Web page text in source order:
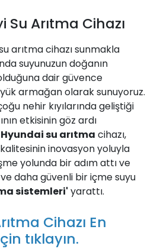
Su Arıtma Cihazı
arıtma cihazı sunmakla
suyunuzun doğanın
dair güvence
armağan olarak sunuyoruz.
nehir kıyılarında geliştiği
etkisinin göz ardı
Hyundai su arıtma cihazı,
inovasyon yoluyla
yolunda bir adım attı ve
daha güvenli bir içme suyu
sistemleri' yarattı.
Cihazı En
tıklayın.